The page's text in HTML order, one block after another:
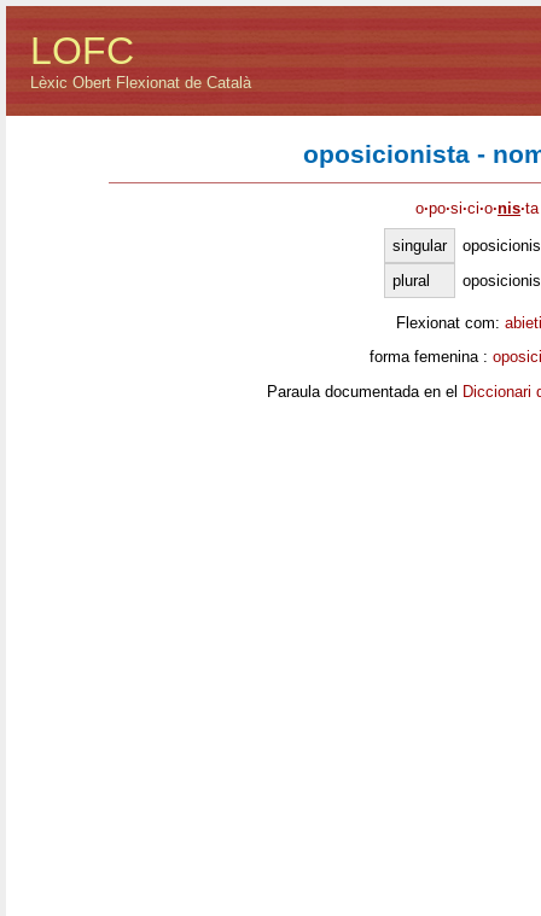
LOFC
Lèxic Obert Flexionat de Català
oposicionista -
o·po·si·ci·o·nis·ta
singular
plural
Flexionat com:
forma femenina :
Paraula documentada en el Diccionari